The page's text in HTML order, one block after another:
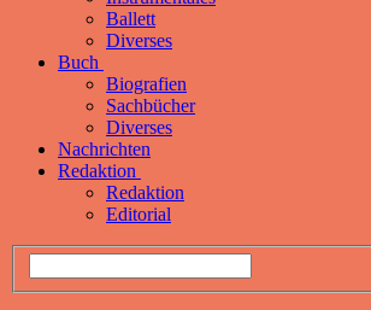
Ballett
Diverses
Buch
Biografien
Sachbücher
Diverses
Nachrichten
Redaktion
Redaktion
Editorial